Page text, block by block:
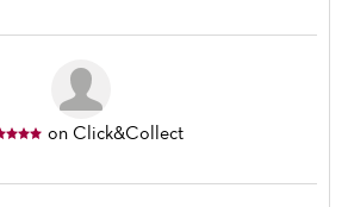
on Click&Collect